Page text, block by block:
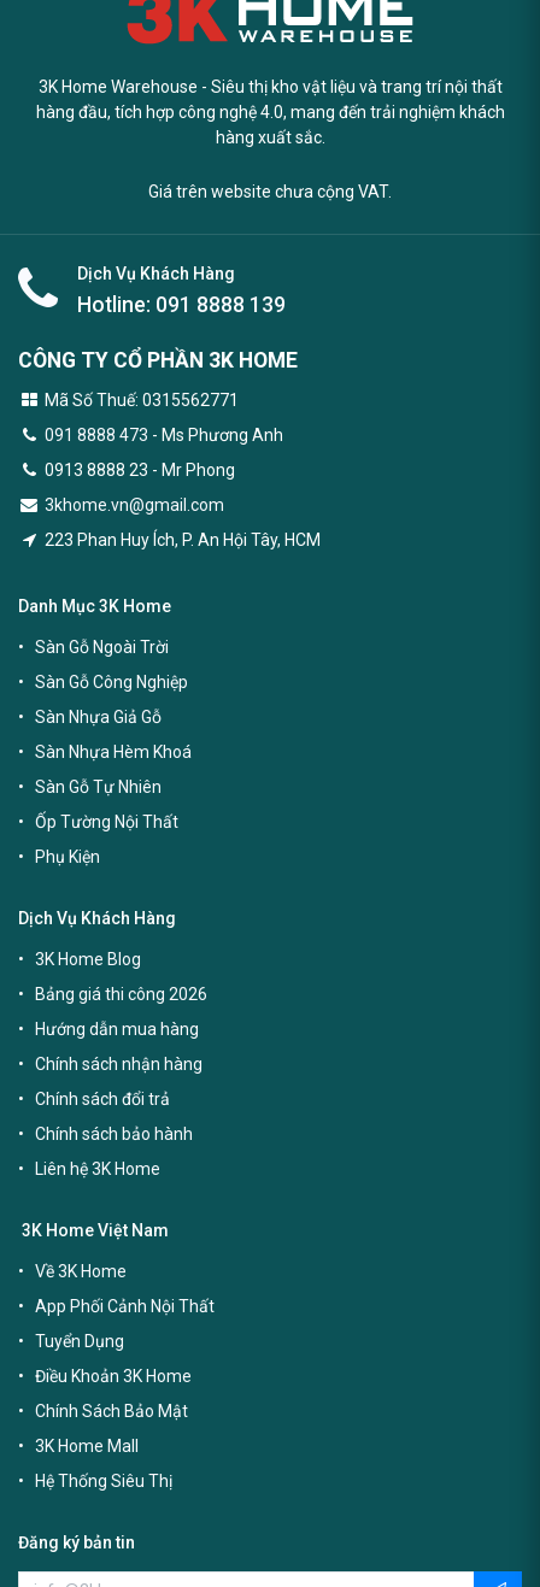
3K Home Warehouse - Siêu thị kho vật liệu và trang trí nội thất
hàng đầu, tích hợp công nghệ 4.0, mang đến trải nghiệm khách
hàng xuất sắc.
Giá trên website chưa cộng VAT.
Dịch Vụ Khách Hàng
Hotline: 091 8888 139
CÔNG TY CỔ PHẦN 3K HOME
Mã Số Thuế: 0315562771
091 8888 473 - Ms Phương Anh
0913 8888 23 - Mr Phong
3khome.vn@gmail.com
223 Phan Huy Ích, P. An Hội Tây, HCM
Danh Mục 3K Home
Sàn Gỗ Ngoài Trời
Sàn Gỗ Công Nghiệp
Sàn Nhựa Giả Gỗ
Sàn Nhựa Hèm Khoá
Sàn Gỗ Tự Nhiên
Ốp Tường Nội Thất
Phụ Kiện
Dịch Vụ Khách Hàng
3K Home Blog
Bảng giá thi công 2026
Hướng dẫn mua hàng
Chính sách nhận hàng
Chính sách đổi trả
Chính sách bảo hành
Liên hệ 3K Home
3K Home Việt Nam
Về 3K Home
App Phối Cảnh Nội Thất
Tuyển Dụng
Điều Khoản 3K Home
Chính Sách Bảo Mật
3K Home Mall
Hệ Thống Siêu Thị
Đăng ký bản tin